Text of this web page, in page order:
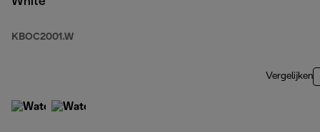
KBOC2001.W
Vergelijken